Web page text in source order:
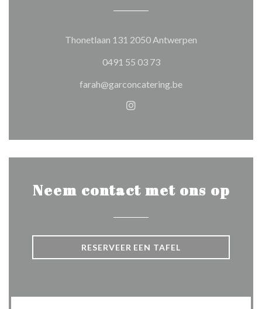
Thonetlaan 131 2050 Antwerpen
0491 55 03 73
farah@garconcatering.be
Instagram ((opent in een
Neem contact met ons op
RESERVEER EEN TAFEL